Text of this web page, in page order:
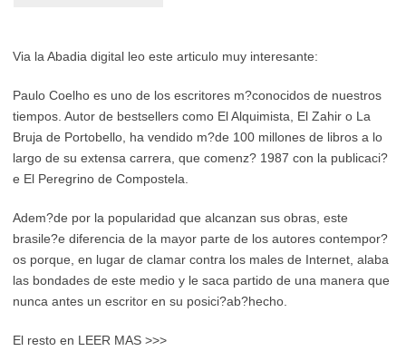
Via la Abadia digital leo este articulo muy interesante:
Paulo Coelho es uno de los escritores m?conocidos de nuestros
tiempos. Autor de bestsellers como El Alquimista, El Zahir o La
Bruja de Portobello, ha vendido m?de 100 millones de libros a lo
largo de su extensa carrera, que comenz? 1987 con la publicaci?
e El Peregrino de Compostela.
Adem?de por la popularidad que alcanzan sus obras, este
brasile?e diferencia de la mayor parte de los autores contempor?
os porque, en lugar de clamar contra los males de Internet, alaba
las bondades de este medio y le saca partido de una manera que
nunca antes un escritor en su posici?ab?hecho.
El resto en LEER MAS >>>